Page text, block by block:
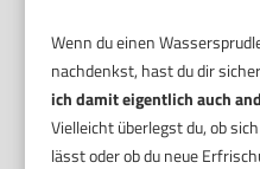
Wenn du einen
nachdenkst, hast du dir
ich damit eigentlich auch
Vielleicht überlegst du, ob
lässt oder ob du neue